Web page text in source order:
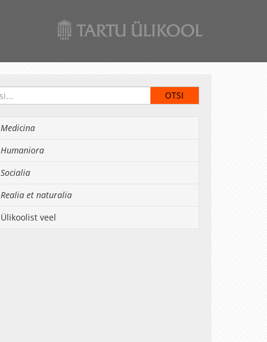
Medicina
Humaniora
Socialia
Realia et naturalia
Ülikoolist veel